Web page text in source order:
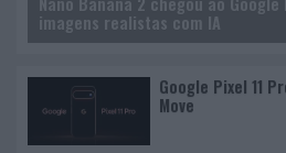
imagens realistas com IA
Google Pixel 11
Move